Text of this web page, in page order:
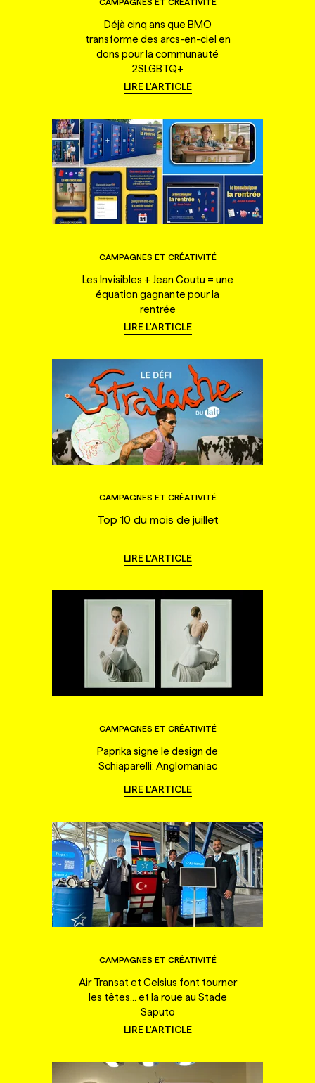
CAMPAGNES ET CRÉATIVITÉ
Déjà cinq ans que BMO
transforme des arcs-en-ciel en
dons pour la communauté
2SLGBTQ+
LIRE L'ARTICLE
CAMPAGNES ET CRÉATIVITÉ
Les Invisibles + Jean Coutu = une
équation gagnante pour la
rentrée
LIRE L'ARTICLE
CAMPAGNES ET CRÉATIVITÉ
Top 10 du mois de juillet
LIRE L'ARTICLE
CAMPAGNES ET CRÉATIVITÉ
Paprika signe le design de
Schiaparelli: Anglomaniac
LIRE L'ARTICLE
CAMPAGNES ET CRÉATIVITÉ
Air Transat et Celsius font tourner
les têtes... et la roue au Stade
Saputo
LIRE L'ARTICLE